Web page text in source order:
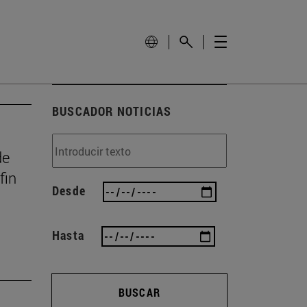
BUSCADOR NOTICIAS
Desde
Hasta
BUSCAR